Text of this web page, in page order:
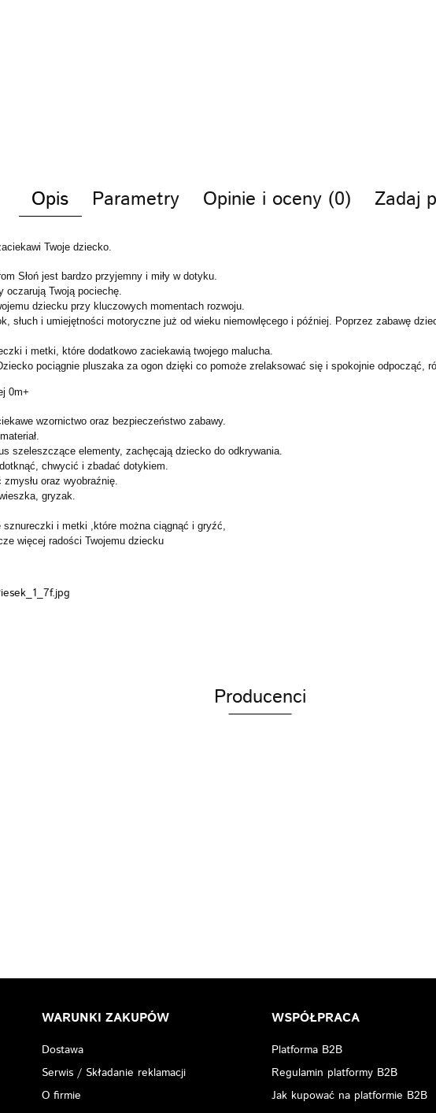
Opis Parametry Opinie i oceny (0) Zadaj
Twoje dziecko.
Słoń jest bardzo przyjemny i miły w dotyku.
oczarują Twoją pociechę.
dziecku przy kluczowych momentach rozwoju.
słuch i umiejętności motoryczne już od wieku niemowlęcego i później. Poprzez zabawę
i metki, które dodatkowo zaciekawią twojego malucha.
pociągnie pluszaka za ogon dzięki co pomoże zrelaksować się i spokojnie odpocząć,
0m+
wzornictwo oraz bezpieczeństwo zabawy.
szeleszczące elementy, zachęcają dziecko do odkrywania.
chwycić i zbadać dotykiem.
oraz wyobraźnię.
gryzak.
i metki ,które można ciągnąć i gryźć,
więcej radości Twojemu dziecku
Producenci
WARUNKI ZAKUPÓW
Dostawa
Serwis / Składanie reklamacji
O firmie
WSPÓŁPRACA
Platforma B2B
Regulamin platformy B2B
Jak kupować na platformie B2B